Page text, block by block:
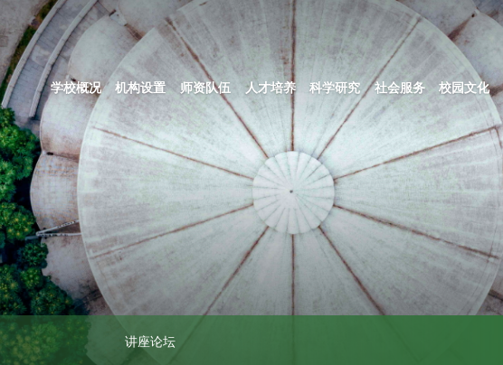
学校概况 机构设置 师资队伍 人才培养 科学研究 社会服务 校园文化
讲座论坛